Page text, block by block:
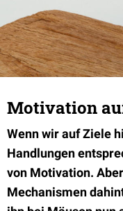
Motivation
Wenn wir auf Ziele
Handlungen
von Motivation.
Mechanismen